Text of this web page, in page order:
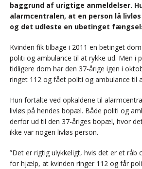
baggrund af urigtige anmeldelser.
alarmcentralen, at en person lå
og det udløste en ubetinget
Kvinden fik tilbage i 2011 en betinget
politi og ambulance til at rykke ud. Men i
tidligere dom har den 37-årige igen i
ringet 112 og fået politi og ambulance til
Hun fortalte ved opkaldene til
livløs på hendes bopæl. Både politi og
derfor ud til den 37-åriges bopæl, hvor
ikke var nogen livløs person.
”Det er rigtig ulykkeligt, hvis det er et råb
for hjælp, at kvinden ringer 112 og får